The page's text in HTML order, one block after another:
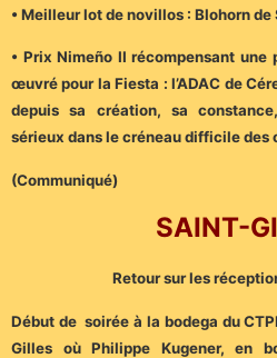
• Meilleur lot de novillos : Blohorn
• Prix Nimeño II récompensant
œuvré pour la Fiesta : l’ADAC de
depuis sa création, sa
sérieux dans le créneau difficile des
(Communiqué)
SAINT-
Retour sur les
Début de soirée à la bodega du
Gilles où Philippe Kugener, en